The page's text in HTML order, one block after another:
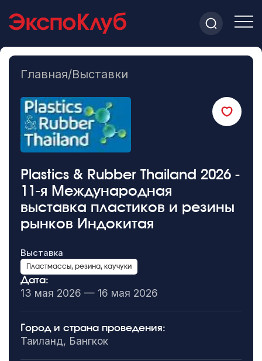
Главная/Выставки
Plastics & Rubber Thailand 2026 -
11-я Международная
выставка пластиков и резины
рынков Индокитая
Выставка
Пластмассы, резина, каучуки
Дата:
13 мая 2026 — 16 мая 2026
Город и страна проведения:
Таиланд, Бангкок